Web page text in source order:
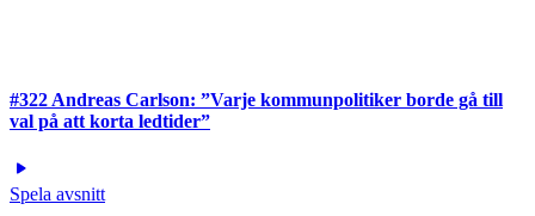
#322 Andreas Carlson: ”Varje kommunpolitiker borde gå till
val på att korta ledtider”
Spela avsnitt